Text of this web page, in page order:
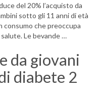
del 20% l’acquisto da
sotto gli 11 anni di età
consumo che preoccupa
Le bevande …
da giovani
diabete 2